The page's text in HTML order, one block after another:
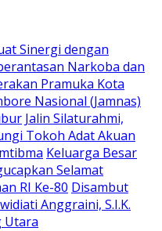
Sinergi dengan
Narkoba dan
Pramuka Kota
Nasional (Jamnas)
Jalin Silaturahmi,
Tokoh Adat Akuan
Keluarga Besar
Selamat
RI Ke-80 Disambut
Anggraini, S.I.K.
Utara